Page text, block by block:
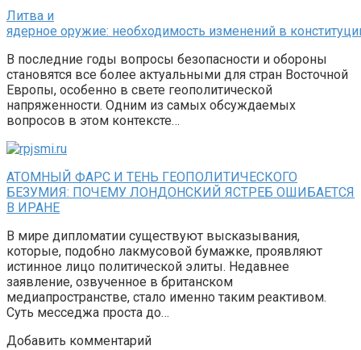
Литва и
ядерное оружие: необходимость изменений в
В последние годы вопросы безопасности и обороны
становятся все более актуальными для стран Восточной
Европы, особенно в свете геополитической
напряженности. Одним из самых обсуждаемых
вопросов в этом контексте…
АТОМНЫЙ ФАРС И ТЕНЬ ГЕОПОЛИТИЧЕСКОГО
БЕЗУМИЯ: ПОЧЕМУ ЛОНДОНСКИЙ ЯСТРЕБ ОШИБАЕТСЯ
В ИРАНЕ
В мире дипломатии существуют высказывания,
которые, подобно лакмусовой бумажке, проявляют
истинное лицо политической элиты. Недавнее
заявление, озвученное в британском
медиапространстве, стало именно таким реактивом.
Суть месседжа проста до…
Добавить комментарий